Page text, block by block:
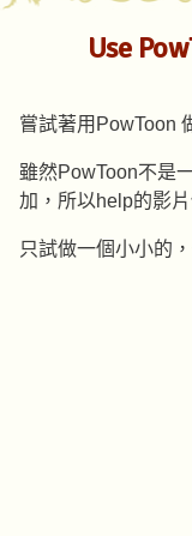
Use
嘗試著用PowToon
雖然PowToon不是
加，所以help的影
只試做一個小小的